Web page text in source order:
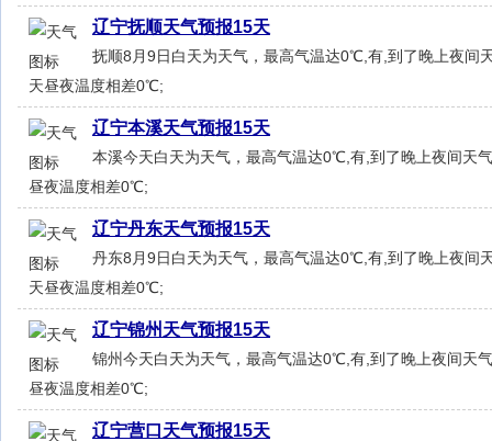
辽宁抚顺天气预报15天
抚顺8月9日白天为天气，最高气温达0℃,有,到了晚上夜间
天昼夜温度相差0℃;
辽宁本溪天气预报15天
本溪今天白天为天气，最高气温达0℃,有,到了晚上夜间天
昼夜温度相差0℃;
辽宁丹东天气预报15天
丹东8月9日白天为天气，最高气温达0℃,有,到了晚上夜间
天昼夜温度相差0℃;
辽宁锦州天气预报15天
锦州今天白天为天气，最高气温达0℃,有,到了晚上夜间天
昼夜温度相差0℃;
辽宁营口天气预报15天